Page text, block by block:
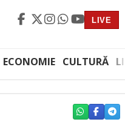
LIVE
ECONOMIE CULTURĂ
WHATSAPP